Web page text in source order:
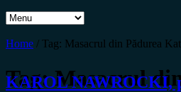
Home / Tag: Masacrul din Pădurea
Tag:Masacrul
KAROL NAWROCKI,